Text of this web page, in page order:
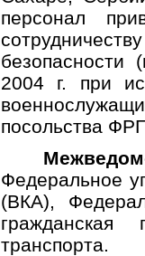
персонал
2004 г. при
посольства
Федеральное
(ВКА),
гражданская
транспорта.